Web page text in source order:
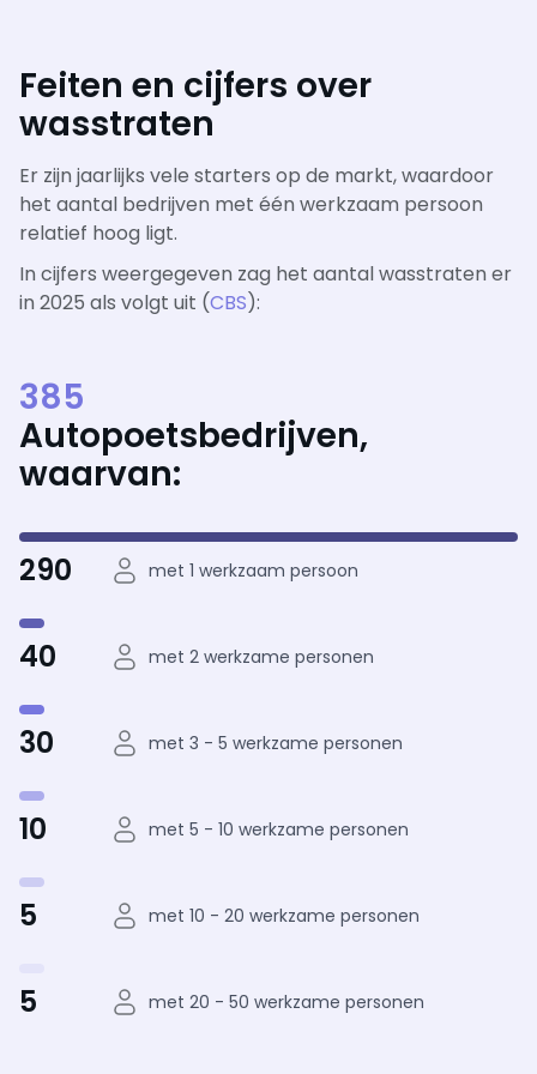
Feiten en cijfers over
wasstraten
Er zijn jaarlijks vele starters op de markt, waardoor
het aantal bedrijven met één werkzaam persoon
relatief hoog ligt.
In cijfers weergegeven zag het aantal wasstraten er
in 2025 als volgt uit (CBS):
385
Autopoetsbedrijven,
waarvan:
290 met 1 werkzaam persoon
40 met 2 werkzame personen
30 met 3 - 5 werkzame personen
10 met 5 - 10 werkzame personen
5 met 10 - 20 werkzame personen
5 met 20 - 50 werkzame personen